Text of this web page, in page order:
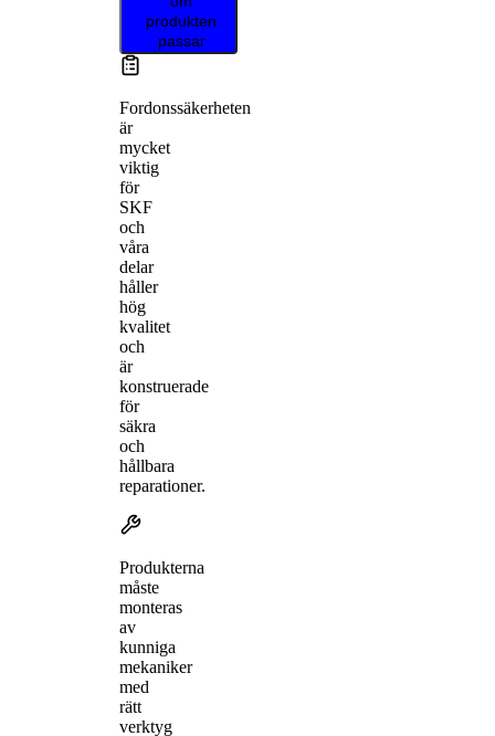
produkten
passar
Fordonssäkerheten
är
mycket
viktig
för
SKF
och
våra
delar
håller
hög
kvalitet
och
är
konstruerade
för
säkra
och
hållbara
reparationer.
Produkterna
måste
monteras
av
kunniga
mekaniker
med
rätt
verktyg